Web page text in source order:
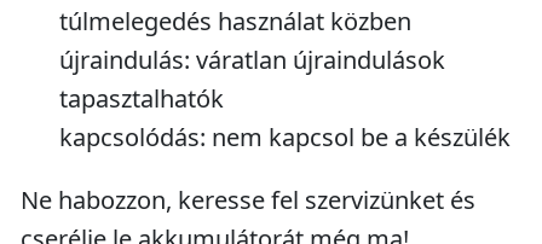
túlmelegedés használat közben
újraindulás: váratlan újraindulások
tapasztalhatók
kapcsolódás: nem kapcsol be a készülék
Ne habozzon, keresse fel szervizünket és